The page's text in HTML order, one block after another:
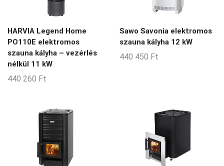
HARVIA Legend Home
PO110E elektromos
szauna kályha – vezérlés
nélkül 11 kW
440 260 Ft
Sawo Savonia elektromos
szauna kályha 12 kW
440 450 Ft